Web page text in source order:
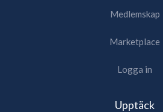
Medlemskap
Marketplace
Logga in
Upptäck